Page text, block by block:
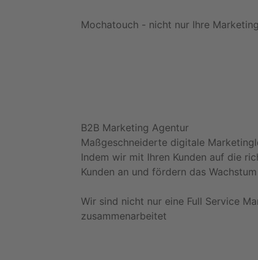
Mochatouch - nicht nur Ihre
B2B Marketing Agentur
Maßgeschneiderte digitale
Indem wir mit Ihren Kunden auf die
Kunden an und fördern das
Wir sind nicht nur eine Full Service
zusammenarbeitet